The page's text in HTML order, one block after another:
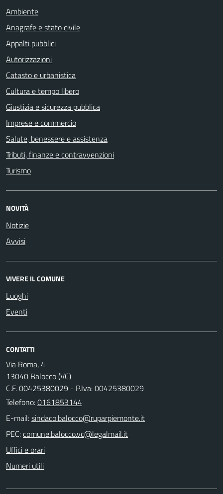
Ambiente
Anagrafe e stato civile
Appalti pubblici
Autorizzazioni
Catasto e urbanistica
Cultura e tempo libero
Giustizia e sicurezza pubblica
Imprese e commercio
Salute, benessere e assistenza
Tributi, finanze e contravvenzioni
Turismo
NOVITÀ
Notizie
Avvisi
VIVERE IL COMUNE
Luoghi
Eventi
CONTATTI
Via Roma, 4
13040 Balocco (VC)
C.F. 00425380029 - P.Iva: 00425380029
Telefono:0161853144
E-mail:
PEC:
Uffici e orari
Numeri utili